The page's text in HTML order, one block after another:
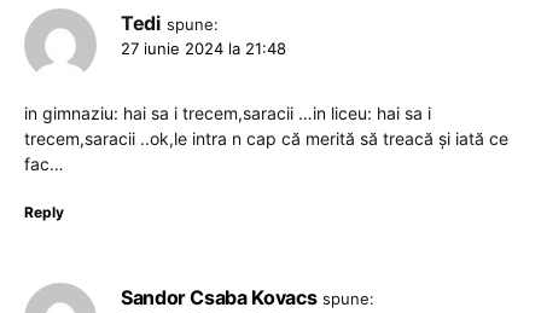
Tedi spune:
27 iunie 2024 la 21:48
in gimnaziu: hai sa i trecem,saracii …in liceu: hai sa i
trecem,saracii ..ok,le intra n cap că merită să treacă și iată ce
fac…
Reply
Sandor Csaba Kovacs spune: